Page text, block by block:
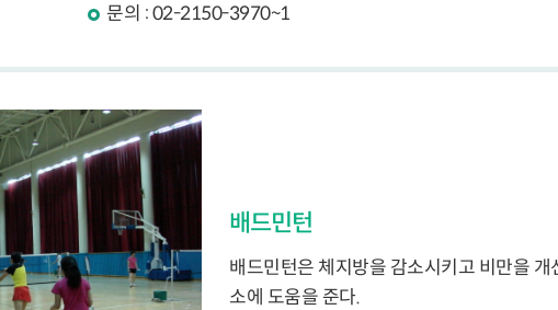
문의 : 02-2150-3970~1
배드민턴
배드민턴은 체지방을 감소시키고 비만을
소에 도움을 준다.